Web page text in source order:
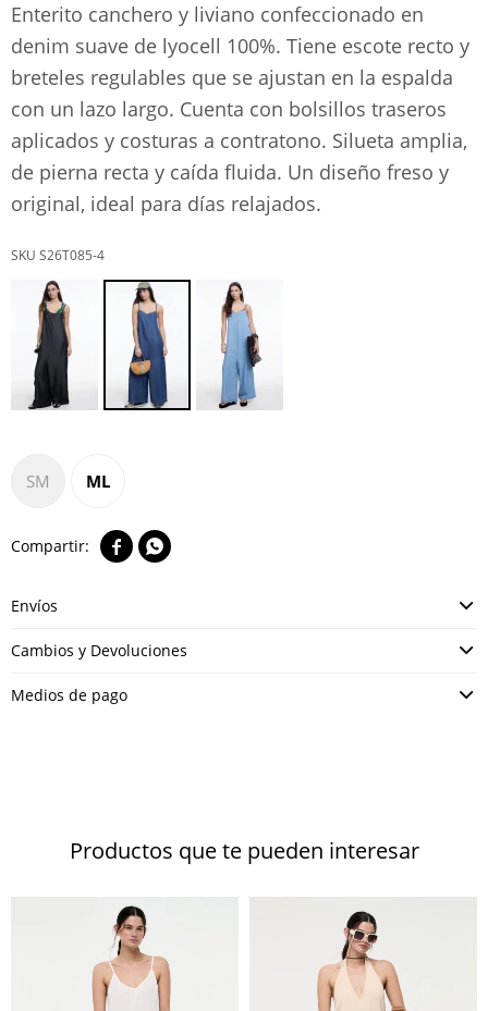
Enterito canchero y liviano confeccionado en
denim suave de lyocell 100%. Tiene escote recto y
breteles regulables que se ajustan en la espalda
con un lazo largo. Cuenta con bolsillos traseros
aplicados y costuras a contratono. Silueta amplia,
de pierna recta y caída fluida. Un diseño freso y
original, ideal para días relajados.
S26T085-4
SM ML
 
Envíos
Cambios y Devoluciones
Medios de pago
Productos que te pueden interesar